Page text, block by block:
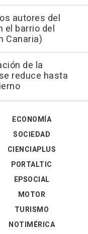
autores del
el barrio del
Canaria)
de la
reduce hasta
ECONOMÍA
SOCIEDAD
CIENCIAPLUS
PORTALTIC
EPSOCIAL
MOTOR
TURISMO
NOTIMÉRICA